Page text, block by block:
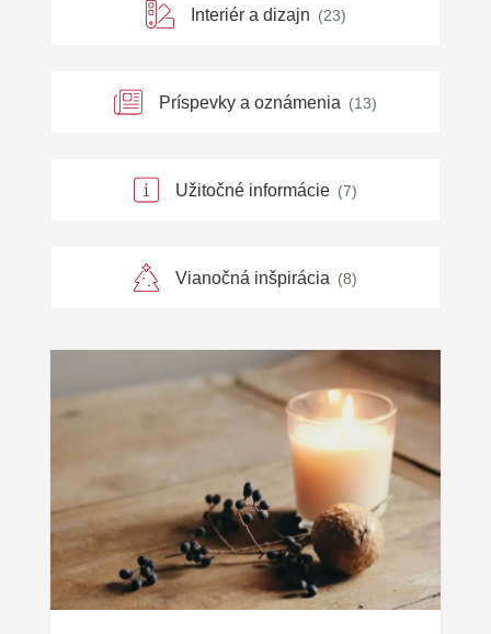
Interiér a dizajn (23)
Príspevky a oznámenia (13)
Užitočné informácie (7)
Vianočná inšpirácia (8)